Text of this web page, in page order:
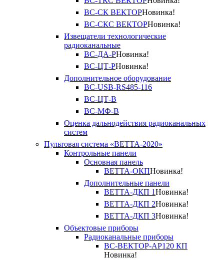
ВС-СК ВЕКТОРНовинка!
ВС-СКС ВЕКТОРНовинка!
Извещатели технологические
радиоканальные
ВС-ДА-РНовинка!
ВС-ЦТ-РНовинка!
Дополнительное оборудование
ВС-USB-RS485-116
ВС-ЦТ-В
ВС-МФ-В
Оценка дальнодействия радиоканальных
систем
Пультовая система «ВЕТТА-2020»
Контрольные панели
Основная панель
ВЕТТА-ОКПНовинка!
Дополнительные панели
ВЕТТА-ДКП 1Новинка!
ВЕТТА-ДКП 2Новинка!
ВЕТТА-ДКП 3Новинка!
Объектовые приборы
Радиоканальные приборы
ВС-ВЕКТОР-АР120 КП
Новинка!